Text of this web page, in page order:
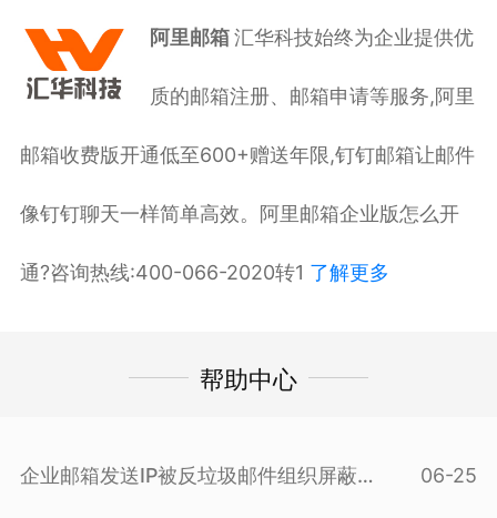
阿里邮箱汇华科技始终为企业提供优
质的邮箱注册、邮箱申请等服务,阿里
邮箱收费版开通低至600+赠送年限,钉钉邮箱让邮件
像钉钉聊天一样简单高效。阿里邮箱企业版怎么开
通?咨询热线:400-066-2020转1 了解更多
帮助中心
企业邮箱发送IP被反垃圾邮件组织屏蔽 06-25